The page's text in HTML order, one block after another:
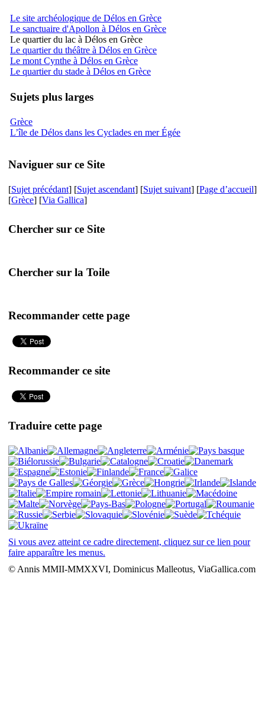
Le site archéologique de Délos en Grèce
Le sanctuaire d'Apollon à Délos en Grèce
Le quartier du lac à Délos en Grèce
Le quartier du théâtre à Délos en Grèce
Le mont Cynthe à Délos en Grèce
Le quartier du stade à Délos en Grèce
Sujets plus larges
Grèce
L’île de Délos dans les Cyclades en mer Égée
Naviguer sur ce Site
[Sujet précédant] [Sujet ascendant] [Sujet suivant] [Page d’accueil]
[Grèce] [Via Gallica]
Chercher sur ce Site
Chercher sur la Toile
Recommander cette page
Recommander ce site
Traduire cette page
Si vous avez atteint ce cadre directement, cliquez sur ce lien pour
faire apparaître les menus.
© Annis MMII-MMXXVI, Dominicus Malleotus, ViaGallica.com